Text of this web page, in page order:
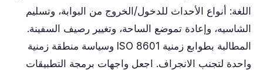
اللغة: أنواع الأحداث للدخول/الخروج من البوابة، وتسليم
الشاسيه، وإعادة تموضع الساحة، وتغيير رصيف السفينة.
المطالبة بطوابع زمنية ISO 8601 وسياسة منطقة زمنية
واحدة لتجنب الانجراف. اجعل واجهات برمجة التطبيقات